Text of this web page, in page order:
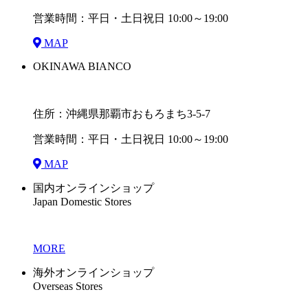
営業時間：平日・土日祝日 10:00～19:00
MAP
OKINAWA BIANCO
住所：沖縄県那覇市おもろまち3-5-7
営業時間：平日・土日祝日 10:00～19:00
MAP
国内オンラインショップ
Japan Domestic Stores
MORE
海外オンラインショップ
Overseas Stores